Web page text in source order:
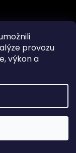
provozu
výkon a
🌿